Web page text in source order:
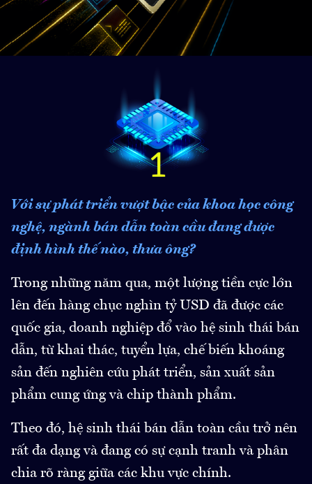
Với sự phát triển vượt bậc của khoa học công
nghệ, ngành bán dẫn toàn cầu đang được
định hình thế nào, thưa ông?
Trong những năm qua, một lượng tiền cực lớn
lên đến hàng chục nghìn tỷ USD đã được các
quốc gia, doanh nghiệp đổ vào hệ sinh thái bán
dẫn, từ khai thác, tuyển lựa, chế biến khoáng
sản đến nghiên cứu phát triển, sản xuất sản
phẩm cung ứng và chip thành phẩm.
Theo đó, hệ sinh thái bán dẫn toàn cầu trở nên
rất đa dạng và đang có sự cạnh tranh và phân
chia rõ ràng giữa các khu vực chính.